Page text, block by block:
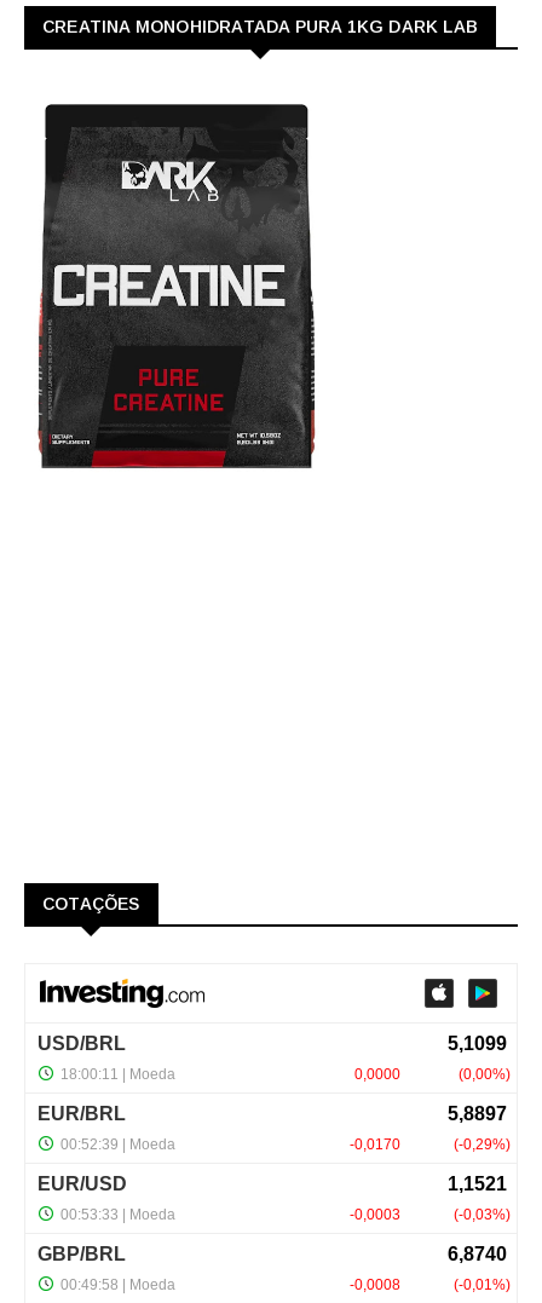
CREATINA MONOHIDRATADA PURA 1KG DARK LAB
COTAÇÕES